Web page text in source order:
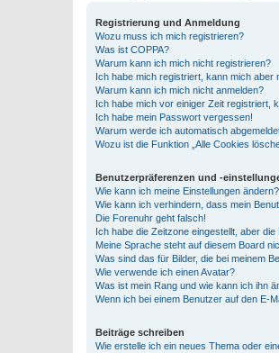
Registrierung und Anmeldung
Wozu muss ich mich registrieren?
Was ist COPPA?
Warum kann ich mich nicht registrieren?
Ich habe mich registriert, kann mich aber
Warum kann ich mich nicht anmelden?
Ich habe mich vor einiger Zeit registriert,
Ich habe mein Passwort vergessen!
Warum werde ich automatisch
Wozu ist die Funktion „Alle Cookies
Benutzerpräferenzen und -
Wie kann ich meine Einstellungen ändern?
Wie kann ich verhindern, dass mein
Die Forenuhr geht falsch!
Ich habe die Zeitzone eingestellt, aber
Meine Sprache steht auf diesem Board
Was sind das für Bilder, die bei meinem
Wie verwende ich einen Avatar?
Was ist mein Rang und wie kann ich ihn
Wenn ich bei einem Benutzer auf den E-
Beiträge schreiben
Wie erstelle ich ein neues Thema oder